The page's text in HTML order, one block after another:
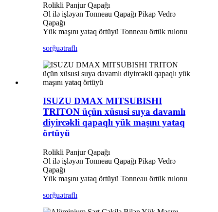
Rolikli Panjur Qapağı
Əl ilə işləyən Tonneau Qapağı Pikap Vedrə
Qapağı
Yük maşını yataq örtüyü Tonneau örtük rulonu
sorğuətraflı
ISUZU DMAX MITSUBISHI
TRITON üçün xüsusi suya davamlı
diyircəkli qapaqlı yük maşını yataq
örtüyü
Rolikli Panjur Qapağı
Əl ilə işləyən Tonneau Qapağı Pikap Vedrə
Qapağı
Yük maşını yataq örtüyü Tonneau örtük rulonu
sorğuətraflı